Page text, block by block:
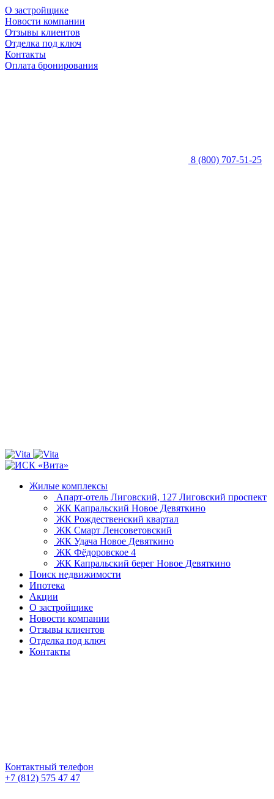
О застройщике
Новости компании
Отзывы клиентов
Отделка под ключ
Контакты
Оплата бронирования
8 (800) 707-51-25
Жилые комплексы
Апарт-отель Лиговский, 127 Лиговский проспект
ЖК Капральский Новое Девяткино
ЖК Рождественский квартал
ЖК Смарт Ленсоветовский
ЖК Удача Новое Девяткино
ЖК Фёдоровское 4
ЖК Капральский берег Новое Девяткино
Поиск недвижимости
Ипотека
Акции
О застройщике
Новости компании
Отзывы клиентов
Отделка под ключ
Контакты
Контактный телефон
+7 (812) 575 47 47